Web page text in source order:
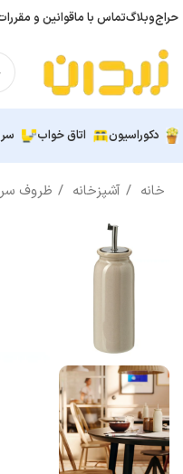
حراجوبلاگتماس با ماقوانین و
دکوراسیون اتاق خواب
خانه آشپزخانه ظروف